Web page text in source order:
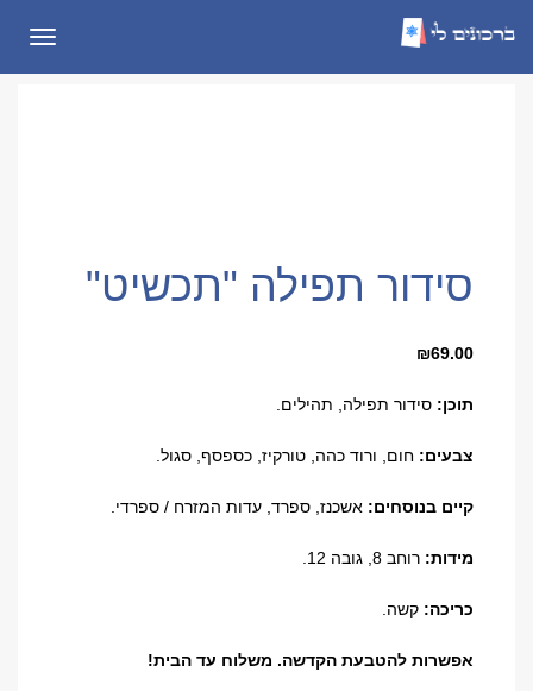
תפריט
סידור תפילה "תכשיט"
₪69.00
סידור תפילה, תהילים.
צבעים:חום, ורוד כהה, טורקיז, כספסף, סגול.
קיים בנוסחים:אשכנז, ספרד, עדות המזרח / ספרדי.
מידות:רוחב 8, גובה 12.
כריכה:קשה.
אפשרות להטבעת הקדשה. משלוח עד הבית!